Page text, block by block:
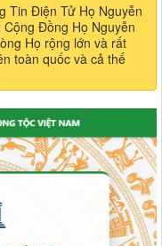
Tin Điện Tử Họ Nguyễn
Cộng Đồng Họ Nguyễn
Họ rộng lớn và rất
toàn quốc và cả thế